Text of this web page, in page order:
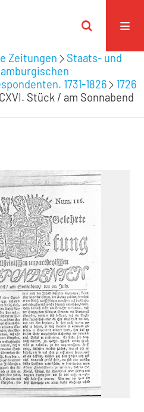
Zeitungen
Staats- und
1731-1826
1726
Stück / am Sonnabend